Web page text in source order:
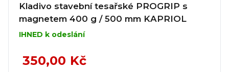
Kladivo stavební tesařské PROGRIP s
magnetem 400 g / 500 mm KAPRIOL
IHNED k odeslání
350,00 Kč